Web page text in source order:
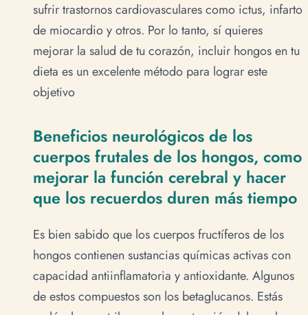
sufrir trastornos cardiovasculares como ictus, infarto
de miocardio y otros. Por lo tanto, sí quieres
mejorar la salud de tu corazón, incluir hongos en tu
dieta es un excelente método para lograr este
objetivo
Beneficios neurológicos de los
cuerpos frutales de los hongos, como
mejorar la función cerebral y hacer
que los recuerdos duren más tiempo
Es bien sabido que los cuerpos fructíferos de los
hongos contienen sustancias químicas activas con
capacidad antiinflamatoria y antioxidante. Algunos
de estos compuestos son los betaglucanos. Estás